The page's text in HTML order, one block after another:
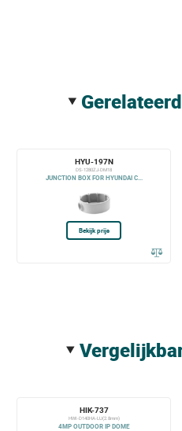
HYU-197N
DS-1280ZJ-DM18
JUNCTION BOX FOR HYUNDAI C...
Bekijk prijs
HIK-737
HWI-D140HA-LU(2.8mm)
4MP OUTDOOR IP DOME